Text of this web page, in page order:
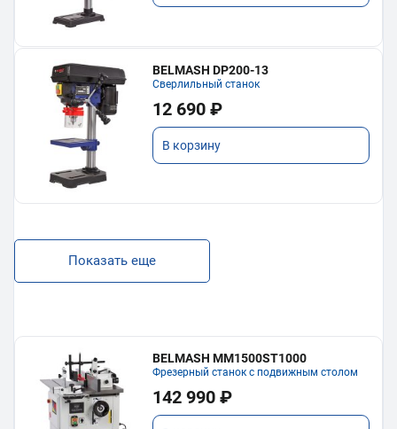
BELMASH DP200-13
Сверлильный станок
12 690 ₽
В корзину
Показать еще
BELMASH MM1500ST1000
Фрезерный станок с подвижным столом
142 990 ₽